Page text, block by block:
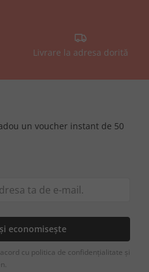
Livrare la adresa dorită
un voucher instant de 50
economisește
cu politica de confidențialitate și